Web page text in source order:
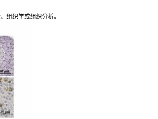
组织学或组织分析。